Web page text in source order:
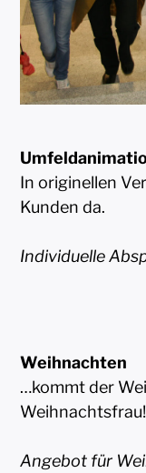
In originellen
Kunden da.
Individuelle
Weihnachten
…kommt der
Weihnachtsfrau!
Angebot für